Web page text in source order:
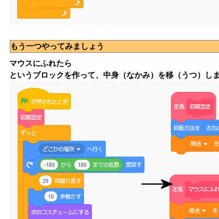
もう一つやってみましょう
マウスにふれたら
というブロックを作って、中身（なかみ）を移（うつ）し